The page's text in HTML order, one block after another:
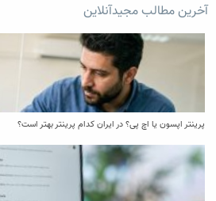
آخرین مطالب مجیدآنلاین
پرینتر اپسون یا اچ پی؟ در ایران کدام پرینتر بهتر است؟